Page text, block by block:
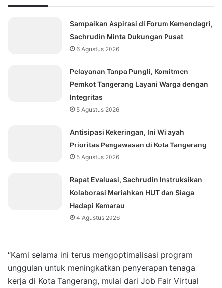
Sampaikan Aspirasi di Forum Kemendagri,
Sachrudin Minta Dukungan Pusat
6 Agustus 2026
Pelayanan Tanpa Pungli, Komitmen
Pemkot Tangerang Layani Warga dengan
Integritas
5 Agustus 2026
Antisipasi Kekeringan, Ini Wilayah
Prioritas Pengawasan di Kota Tangerang
5 Agustus 2026
Rapat Evaluasi, Sachrudin Instruksikan
Kolaborasi Meriahkan HUT dan Siaga
Hadapi Kemarau
4 Agustus 2026
“Kami selama ini terus mengoptimalisasi program
unggulan untuk meningkatkan penyerapan tenaga
kerja di Kota Tangerang, mulai dari Job Fair Virtual